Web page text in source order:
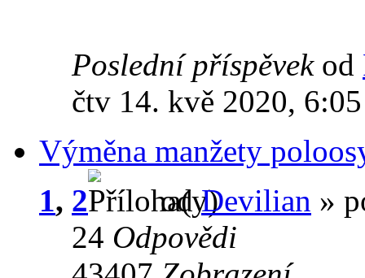
Poslední příspěvek od
čtv 14. kvě 2020, 6:05
Výměna manžety
1, 2 odDevilian »
24 Odpovědi